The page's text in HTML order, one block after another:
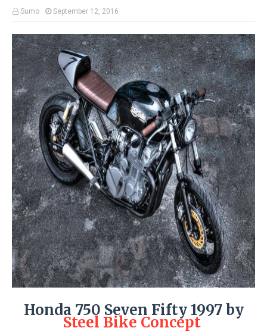
Sumo September 12, 2016
Honda 750 Seven Fifty 1997 by
Steel Bike Concept